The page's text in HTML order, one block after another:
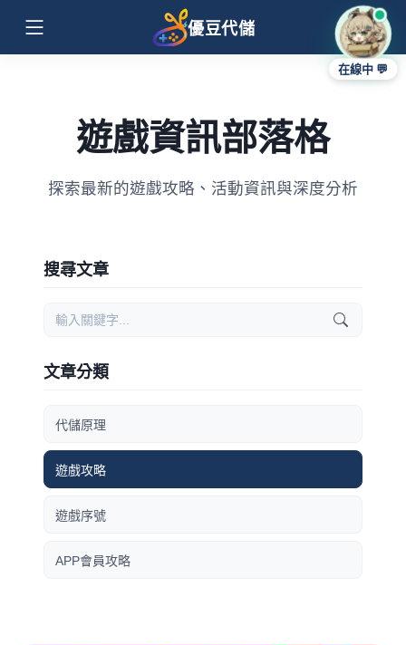
優豆代儲
遊戲資訊部落格
探索最新的遊戲攻略、活動資訊與深度分析
搜尋文章
文章分類
代儲原理
遊戲攻略
遊戲序號
APP會員攻略
在線中 💬